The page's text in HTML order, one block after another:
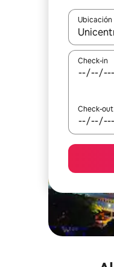
Ubicación
Cuando
Check-in
Check-out